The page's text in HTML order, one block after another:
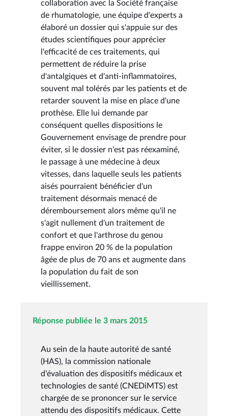
collaboration avec la Société française
de rhumatologie, une équipe d'experts a
élaboré un dossier qui s'appuie sur des
études scientifiques pour apprécier
l'efficacité de ces traitements, qui
permettent de réduire la prise
d'antalgiques et d'anti-inflammatoires,
souvent mal tolérés par les patients et de
retarder souvent la mise en place d'une
prothèse. Elle lui demande par
conséquent quelles dispositions le
Gouvernement envisage de prendre pour
éviter, si le dossier n'est pas réexaminé,
le passage à une médecine à deux
vitesses, dans laquelle seuls les patients
aisés pourraient bénéficier d'un
traitement désormais menacé de
déremboursement alors même qu'il ne
s'agit nullement d'un traitement de
confort et que l'arthrose du genou
frappe environ 20 % de la population
âgée de plus de 70 ans et augmente dans
la population du fait de son
vieillissement.
Réponse publiée le 3 mars 2015
Au sein de la haute autorité de santé
(HAS), la commission nationale
d'évaluation des dispositifs médicaux et
technologies de santé (CNEDiMTS) est
chargée de se prononcer sur le service
attendu des dispositifs médicaux. Cette